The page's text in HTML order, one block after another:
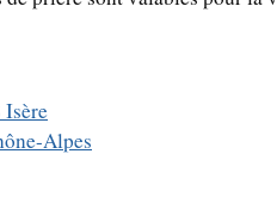
Isère
Alpes